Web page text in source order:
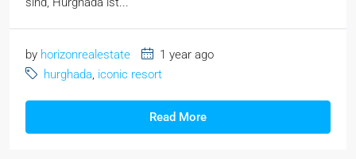
by horizonrealestate
1 year ago
hurghada, iconic resort
Read More